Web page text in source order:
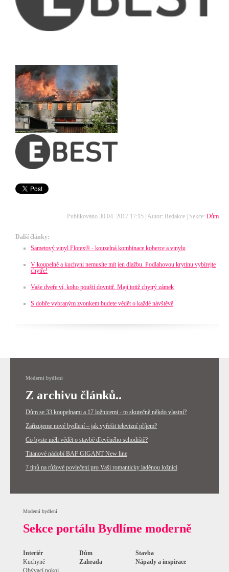
Publikováno 30.04. 2017 17:15 | Autor: Redakce | Sekce: Dům
Další články:
Sametový vinyl Flotex® - kouzelná kombinace koberce a vinylu
V koupelně a kuchyni nemusíte mít jen dlažbu. Podlahovou krytinu vybírejte
chytře!
Vaše dveře ví, koho pouští dovnitř. Mají totiž chytrý zámek
S dobře vybraným zvonkem budete vědět o každé návštěvě
Moderní bydlení
Z archivu článků..
Dům se 33 koupelnami a 17 ložnicemi - to skutečně někdo vlastní?
Zařizujeme nové bydlení – jak vyřešit televizní příjem?
Co byste měli vědět o stavbě dřevěného schodiště?
Titanové nádobí BAF GIGANT New line
7 tipů na růžové povlečení pro Vaši romanticky laděnou ložnici
Moderní bydlení
Sekce portálu Bydlíme moderně
Interiér
Kuchyně
Obývací pokoj
Dům
Stavba
Zahrada
Nápady a inspirace